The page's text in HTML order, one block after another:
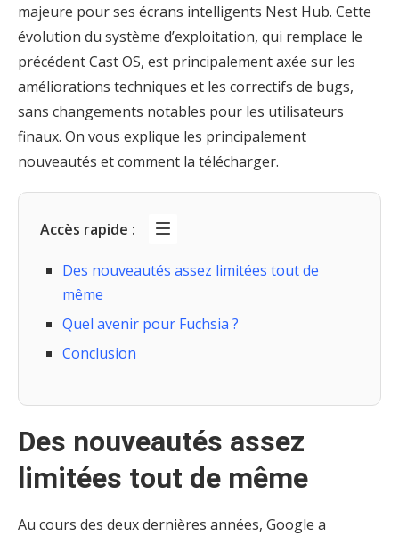
majeure pour ses écrans intelligents Nest Hub. Cette
évolution du système d’exploitation, qui remplace le
précédent Cast OS, est principalement axée sur les
améliorations techniques et les correctifs de bugs,
sans changements notables pour les utilisateurs
finaux. On vous explique les principalement
nouveautés et comment la télécharger.
Accès rapide :
Des nouveautés assez limitées tout de
même
Quel avenir pour Fuchsia ?
Conclusion
Des nouveautés assez
limitées tout de même
Au cours des deux dernières années, Google a